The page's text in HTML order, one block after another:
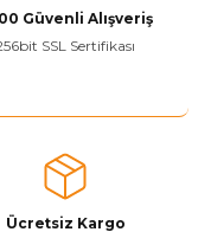
Güvenli Alışveriş
SSL Sertifikası
Ücretsiz Kargo